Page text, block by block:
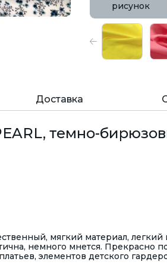
рисунок
Доставка
темно-
мягкий материал,
немного мнется. Прекрасно
элементов детского